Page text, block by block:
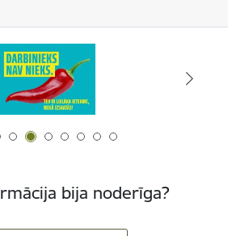
bija noderīga?